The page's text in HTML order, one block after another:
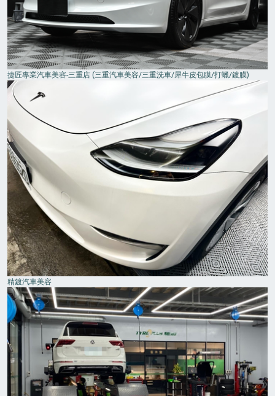
捷匠專業汽車美容-三重店 (三重汽車美容/三重洗車/犀牛皮包膜/打蠟/鍍膜)
精鍍汽車美容